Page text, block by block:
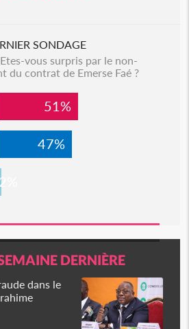
SONDAGE
vous surpris par le non-
du contrat de Emerse Faé ?
51%
47%
2%
DERNIÈRE
dans le